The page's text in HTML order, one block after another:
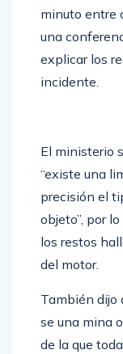
minuto entre
una
explicar los
incidente.
El ministerio
“existe una
precisión el
objeto”, por
los restos
del motor.
También dijo
se una mina
de la que